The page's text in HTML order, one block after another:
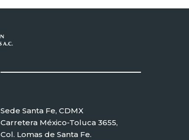
Sede Santa Fe, CDMX
Carretera México-Toluca 3655,
Col. Lomas de Santa Fe.